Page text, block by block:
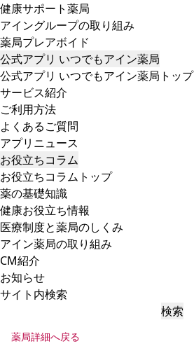
健康サポート薬局
アイングループの取り組み
薬局プレアボイド
公式アプリ いつでもアイン薬局
公式アプリ いつでもアイン薬局トップ
サービス紹介
ご利用方法
よくあるご質問
アプリニュース
お役立ちコラム
お役立ちコラムトップ
薬の基礎知識
健康お役立ち情報
医療制度と薬局のしくみ
アイン薬局の取り組み
CM紹介
お知らせ
サイト内検索
検索
薬局詳細へ戻る